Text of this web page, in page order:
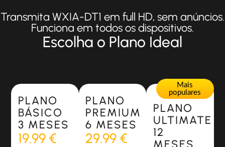
Transmita WXIA-DT1 em full HD, sem anúncios.
Funciona em todos os dispositivos.
Escolha o Plano Ideal
Most Popular
PLANO
BÁSICO
3 MESES
19.99 €
Most Popular
PLANO
PREMIUM
6 MESES
29.99 €
Mais
populares
PLANO
ULTIMATE
12